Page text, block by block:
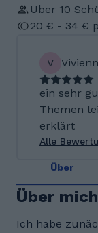
Uber 10
20 € - 34 €
V
ein sehr
Themen
erklärt
Alle
Über
Über mich
Ich habe